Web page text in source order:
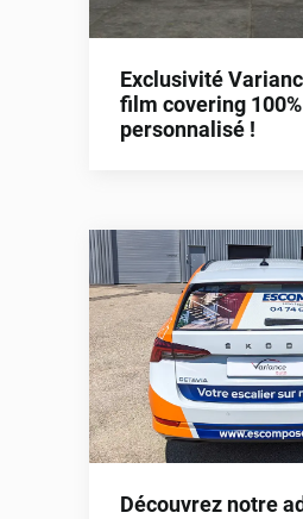
Exclusivité
film covering 100%
personnalisé !
Découvrez notre